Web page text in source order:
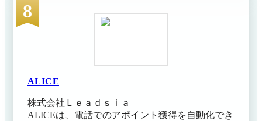
と応対品質の向上を実現します。
8
ALICE
株式会社Ｌｅａｄｓｉａ
ALICEは、電話でのアポイント獲得を自動化でき